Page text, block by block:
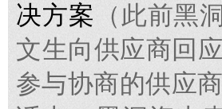
决方案 （此前黑
文生向供应商回
参与协商的供应